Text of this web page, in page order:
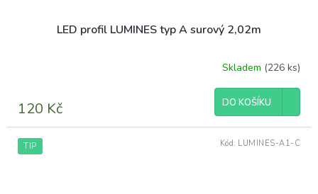
LED profil LUMINES typ A surový 2,02m
Skladem (226 ks)
120 Kč DO KOŠÍKU
TIP Kód: LUMINES-A1-C